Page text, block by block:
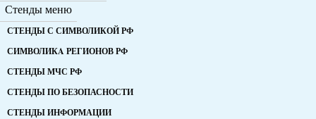
Стенды меню
СТЕНДЫ С СИМВОЛИКОЙ РФ
СИМВОЛИКA РЕГИОНОВ РФ
СТЕНДЫ МЧС РФ
СТЕНДЫ ПО БЕЗОПАСНОСТИ
СТЕНДЫ ИНФОРМАЦИИ